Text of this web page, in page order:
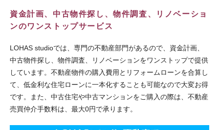
資金計画、中古物件探し、物件調査、リノベーショ
ンのワンストップサービス
LOHAS studioでは、専門の不動産部門があるので、資金計画、
中古物件探し、物件調査、リノベーションをワンストップで提供
しています。不動産物件の購入費用とリフォームローンを合算し
て、低金利な住宅ローンに一本化することも可能なので大変お得
です。また、中古住宅や中古マンションをご購入の際は、不動産
売買仲介手数料は、最大0円で承ります。